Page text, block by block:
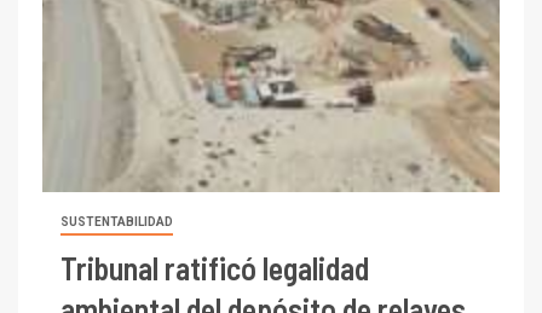
SUSTENTABILIDAD
Tribunal ratificó legalidad